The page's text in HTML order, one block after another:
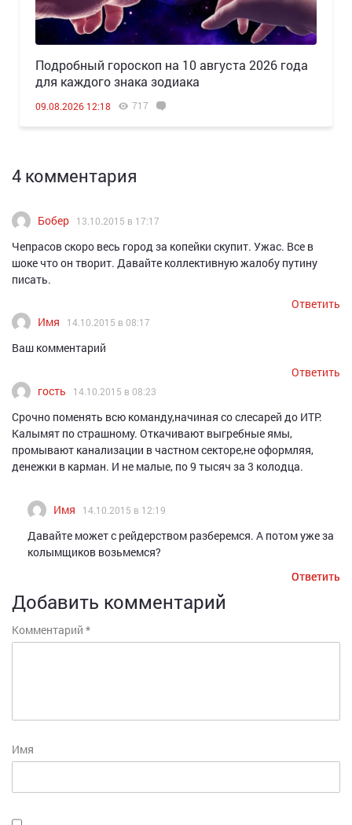
Подробный гороскоп на 10 августа 2026 года
для каждого знака зодиака
09.08.2026 12:18 717
4 комментария
Бобер 13.10.2015 в 17:17
Чепрасов скоро весь город за копейки скупит. Ужас. Все в
шоке что он творит. Давайте коллективную жалобу путину
писать.
Ответить
Имя
14.10.2015 в 08:17
Ваш комментарий
Ответить
гость
14.10.2015 в 08:23
Срочно поменять всю команду,начиная со слесарей до ИТР.
Калымят по страшному. Откачивают выгребные ямы,
промывают канализации в частном секторе,не оформляя,
денежки в карман. И не малые, по 9 тысяч за 3 колодца.
Ответить
Имя 14.10.2015 в 12:19
Давайте может с рейдерством разберемся. А потом уже за
колымщиков возьмемся?
Ответить
Добавить комментарий
Комментарий *
Имя